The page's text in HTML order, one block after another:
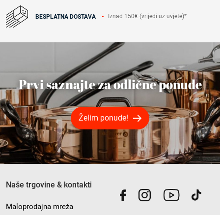
BESPLATNA DOSTAVA Iznad 150€ (vrijedi uz uvjete)*
Prvi saznajte za odlične ponude
Želim ponude!
Naše trgovine & kontakti
Maloprodajna mreža